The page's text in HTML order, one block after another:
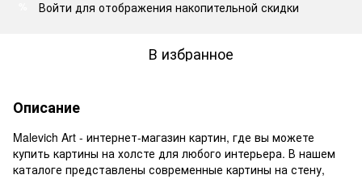
Войти для отображения накопительной скидки
В избранное
Описание
Malevich Art - интернет-магазин картин, где вы можете
купить картины на холсте для любого интерьера. В нашем
каталоге представлены современные картины на стену,